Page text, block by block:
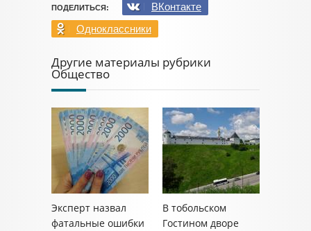
ПОДЕЛИТЬСЯ:
ВКонтакте
Одноклассники
Другие материалы рубрики
Общество
Эксперт назвал
фатальные ошибки
В тобольском
Гостином дворе